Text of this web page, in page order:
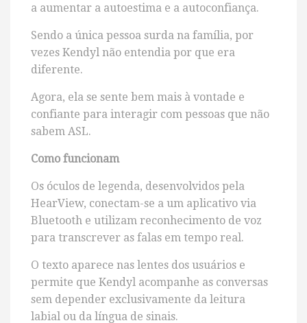
a aumentar a autoestima e a autoconfiança.
Sendo a única pessoa surda na família, por
vezes Kendyl não entendia por que era
diferente.
Agora, ela se sente bem mais à vontade e
confiante para interagir com pessoas que não
sabem ASL.
Como funcionam
Os óculos de legenda, desenvolvidos pela
HearView, conectam-se a um aplicativo via
Bluetooth e utilizam reconhecimento de voz
para transcrever as falas em tempo real.
O texto aparece nas lentes dos usuários e
permite que Kendyl acompanhe as conversas
sem depender exclusivamente da leitura
labial ou da língua de sinais.